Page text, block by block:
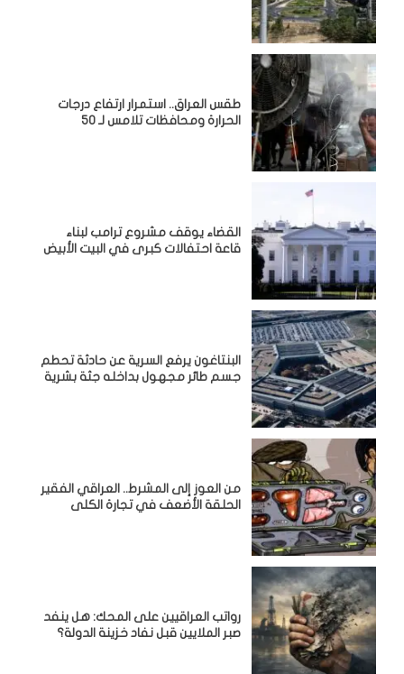
طقس العراق.. استمرار ارتفاع درجات
الحرارة ومحافظات تلامس لـ 50
القضاء يوقف مشروع ترامب لبناء
قاعة احتفالات كبرى في البيت الأبيض
البنتاغون يرفع السرية عن حادثة تحطم
جسم طائر مجهول بداخله جثة بشرية
من العوز إلى المشرط.. العراقي الفقير
الحلقة الأضعف في تجارة الكلى
رواتب العراقيين على المحك: هل ينفد
صبر الملايين قبل نفاد خزينة الدولة؟